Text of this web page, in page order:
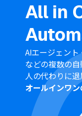
い。
Zendeskはチー
いただけるアプ
プランの場合は
ョンやデータコ
ださい。
チームプランや
間の無料トライ
ル中には制限対
All in
AIエージェント
などの複数の自
人の代わりに
オールインワ